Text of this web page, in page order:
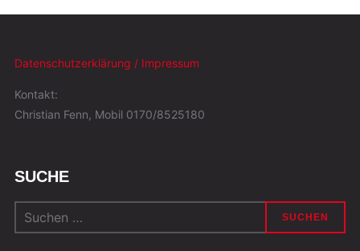
Datenschutzerklärung / Impressum
Kontakt:
Christian Fenn, Mobil 0170/8525180
SUCHE
Suchen
nach: